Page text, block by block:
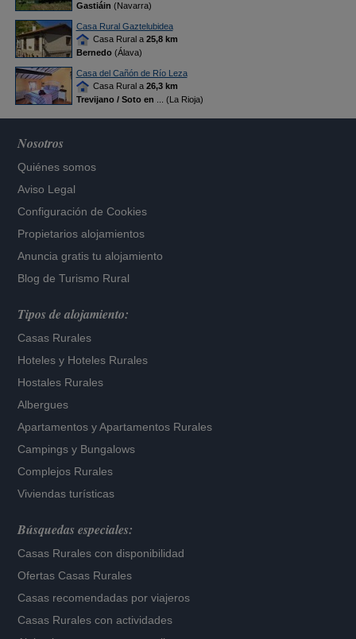
Gastiáin (Navarra)
Casa Rural Gaztelubidea
Casa Rural a 25,8 km
Bernedo(Álava)
Casa del Cañón de Río Leza
Casa Rural a 26,3 km
Trevijano / Soto en
... (La Rioja)
Nosotros
Quiénes somos
Aviso Legal
Configuración de Cookies
Propietarios alojamientos
Anuncia gratis tu alojamiento
Blog de Turismo Rural
Tipos de alojamiento:
Casas Rurales
Hoteles y Hoteles Rurales
Hostales Rurales
Albergues
Apartamentos yApartamentos Rurales
Campings y Bungalows
Complejos Rurales
Viviendas turísticas
Búsquedas especiales:
Casas Rurales con disponibilidad
Ofertas Casas Rurales
Casas recomendadas por viajeros
Casas Rurales con actividades